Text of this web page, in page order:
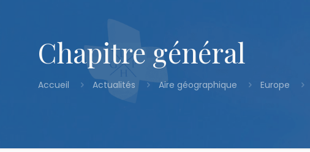
Chapitre général
Accueil Actualités Aire géographique Europe